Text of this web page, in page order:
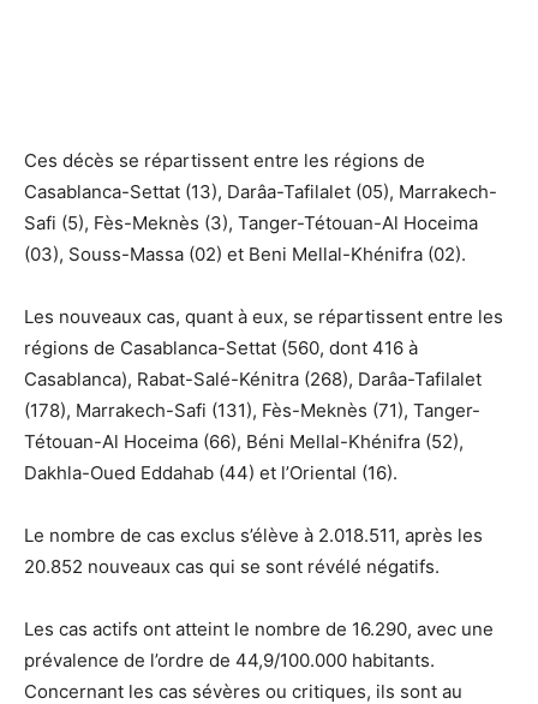
Ces décès se répartissent entre les régions de
Casablanca-Settat (13), Darâa-Tafilalet (05), Marrakech-
Safi (5), Fès-Meknès (3), Tanger-Tétouan-Al Hoceima
(03), Souss-Massa (02) et Beni Mellal-Khénifra (02).
Les nouveaux cas, quant à eux, se répartissent entre les
régions de Casablanca-Settat (560, dont 416 à
Casablanca), Rabat-Salé-Kénitra (268), Darâa-Tafilalet
(178), Marrakech-Safi (131), Fès-Meknès (71), Tanger-
Tétouan-Al Hoceima (66), Béni Mellal-Khénifra (52),
Dakhla-Oued Eddahab (44) et l’Oriental (16).
Le nombre de cas exclus s’élève à 2.018.511, après les
20.852 nouveaux cas qui se sont révélé négatifs.
Les cas actifs ont atteint le nombre de 16.290, avec une
prévalence de l’ordre de 44,9/100.000 habitants.
Concernant les cas sévères ou critiques, ils sont au